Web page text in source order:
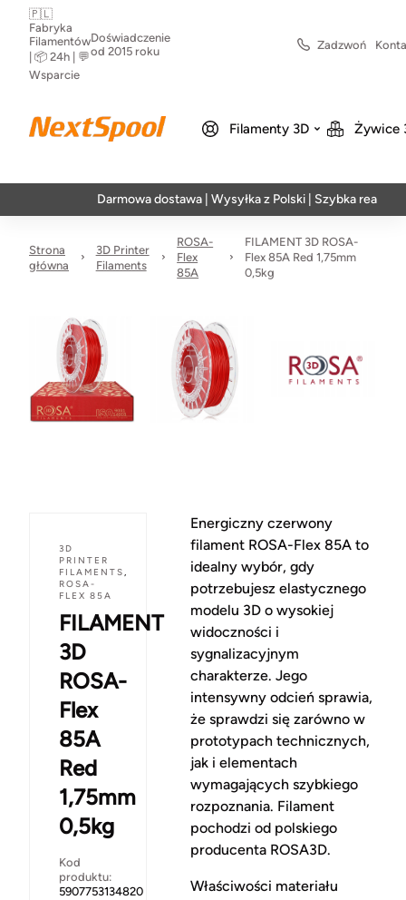
🇵🇱
Fabryka
Filamentów
| 📦 24h | 💬
Wsparcie
Doświadczenie
od 2015 roku
Zadzwoń
Filamenty 3D Żywice
Darmowa dostawa | Wysyłka z Polski | Szybka realizacja w
Strona
główna
3D Printer
Filaments
ROSA-
Flex
85A
FILAMENT 3D ROSA-
Flex 85A Red 1,75mm
0,5kg
3D
PRINTER
FILAMENTS,
ROSA-
FLEX 85A
FILAMENT
3D
ROSA-
Flex
85A
Red
1,75mm
0,5kg
Kod
produktu:
5907753134820
Energiczny czerwony
filament ROSA-Flex 85A to
idealny wybór, gdy
potrzebujesz elastycznego
modelu 3D o wysokiej
widoczności i
sygnalizacyjnym
charakterze. Jego
intensywny odcień sprawia,
że sprawdzi się zarówno w
prototypach technicznych,
jak i elementach
wymagających szybkiego
rozpoznania. Filament
pochodzi od polskiego
producenta ROSA3D.
Właściwości materiału